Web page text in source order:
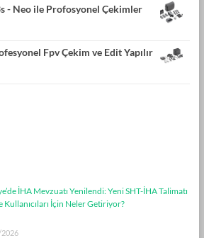
- Neo ile Profosyonel Çekimler
Fpv Çekim ve Edit Yapılır
İHA Mevzuatı Yenilendi: Yeni SHT-İHA Talimatı
Kullanıcıları İçin Neler Getiriyor?